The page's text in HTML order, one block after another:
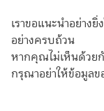
เราขอแนะนำอย่าง
อย่างครบถ้วน
หากคุณไม่เห็นด้วย
กรุณาอย่าให้ข้อมูล